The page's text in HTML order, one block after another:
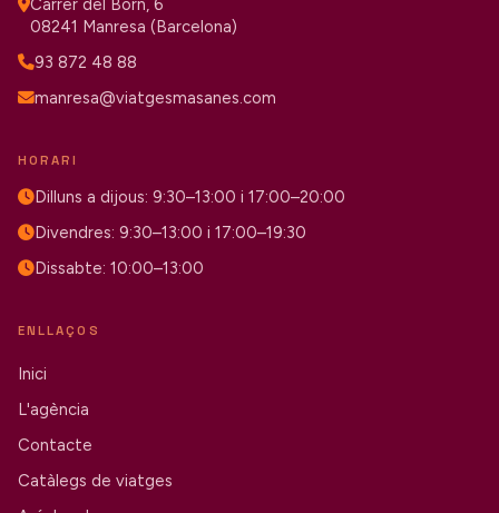
Carrer del Born, 6
08241 Manresa (Barcelona)
93 872 48 88
manresa@viatgesmasanes.com
HORARI
Dilluns a dijous: 9:30–13:00 i 17:00–20:00
Divendres: 9:30–13:00 i 17:00–19:30
Dissabte: 10:00–13:00
ENLLAÇOS
Inici
L'agència
Contacte
Catàlegs de viatges